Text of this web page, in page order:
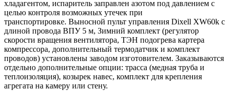
хладагентом, испаритель заправлен азотом под давлением с
целью контроля возможных утечек при
транспортировке. Выносной пульт управления Dixell XW60k с
длиной провода ВПУ 5 м, Зимний комплект (регулятор
скорости вращения вентилятора, ТЭН подогрева картера
компрессора, дополнительный термодатчик и комплект
проводов) установлены заводом изготовителем. Заказываются
отдельно дополнительные опции: трасса (медная труба и
теплоизоляция), козырек навес, комплект для крепления
агрегата на камеру или стену.